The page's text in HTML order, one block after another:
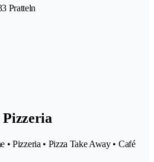
Pratteln
• Pizzeria • Pizza Take Away • Café